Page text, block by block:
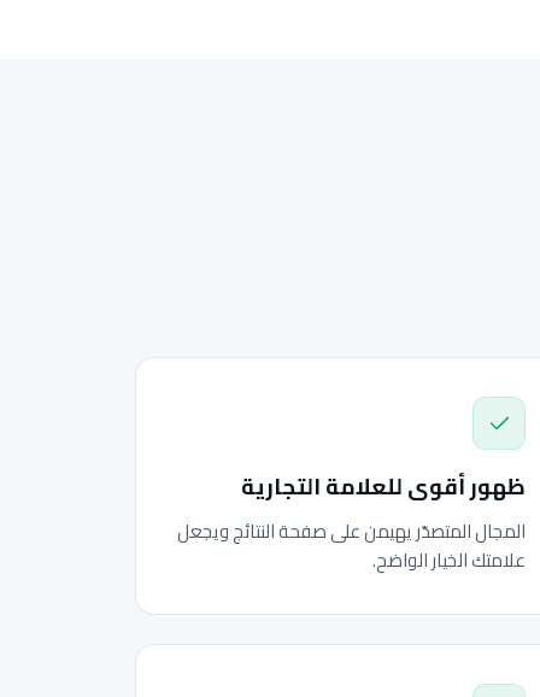
ظهور أقوى للعلامة التجارية
المجال المتصدّر يهيمن على صفحة النتائج ويجعل
علامتك الخيار الواضح.